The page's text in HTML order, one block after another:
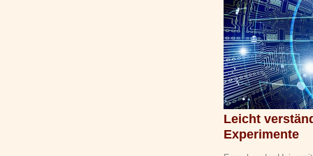
Leicht
Experimente